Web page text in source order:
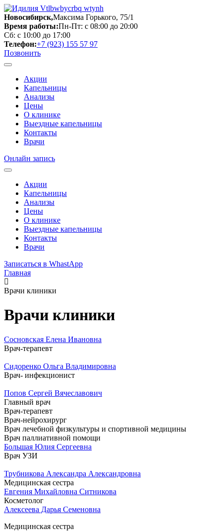
Новосибирск,Максима Горького, 75/1
Время работы:Пн-Пт: с 08:00 до 20:00
Сб: с 10:00 до 17:00
Телефон:+7 (923) 155 57 97
Позвонить
Акции
Капельницы
Анализы
Цены
О клинике
Выездные капельницы
Контакты
Врачи
Онлайн запись
Акции
Капельницы
Анализы
Цены
О клинике
Выездные капельницы
Контакты
Врачи
Записаться в WhastApp
Главная
Врачи клиники
Врачи клиники
Сосновская Елена Ивановна
Врач-терапевт
Сидоренко Ольга Владимировна
Врач- инфекционист
Попов Сергей Вячеславович
Главный врач
Врач-терапевт
Врач-нейрохирург
Врач лечебной физкультуры и спортивной медицины
Врач паллиативной помощи
Большая Юлия Сергеевна
Врач УЗИ
Трубникова Александра Александровна
Медицинская сестра
Евгения Михайловна Ситникова
Косметолог
Алексеева Дарья Семеновна
Медицинская сестра